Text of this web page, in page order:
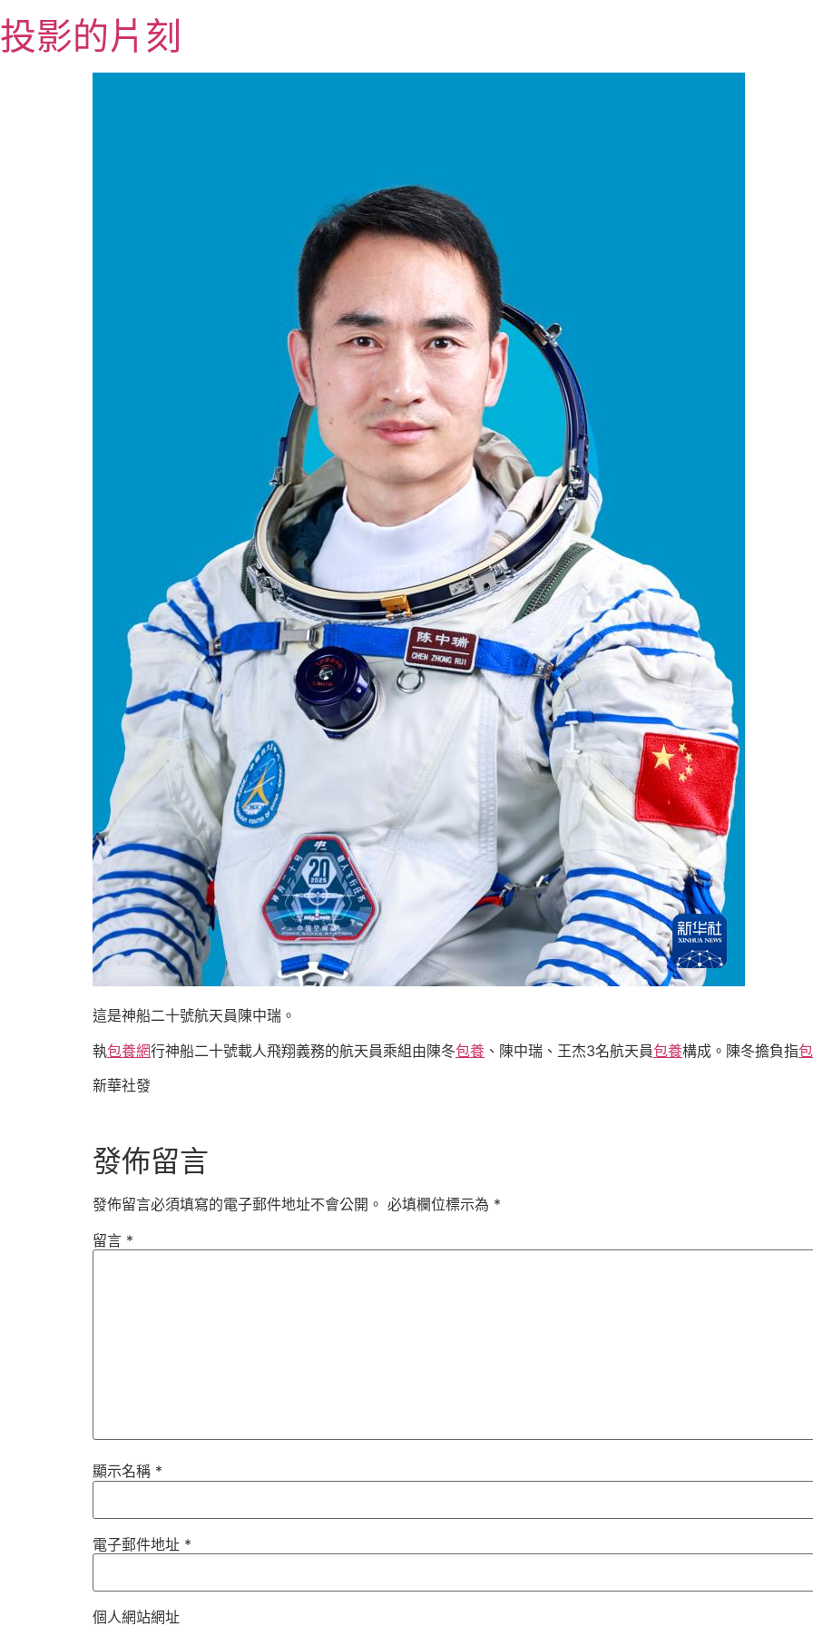
至
主
投影的片刻
這是神船二十號航天員陳中瑞。
執包養網行神船二十號載人飛翔義務的航天員乘組由陳冬包養 、陳中瑞、王杰3名航天員包養構成。陳冬擔負指
新華社發
發佈留言
發佈留言必須填寫的電子郵件地址不會公開。 必填欄位標示為 *
留言 *
顯示名稱 *
電子郵件地址 *
個人網站網址